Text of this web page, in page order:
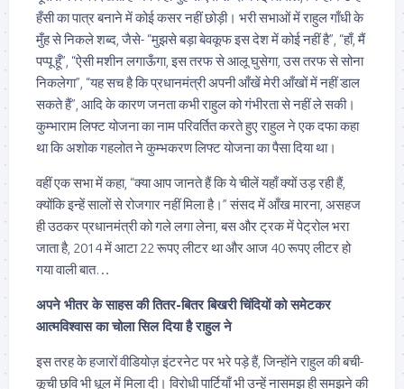
हँसी का पात्र बनाने में कोई कसर नहीं छोड़ी। भरी सभाओं में राहुल गाँधी के
मुँह से निकले शब्द, जैसे- “मुझसे बड़ा बेवकूफ इस देश में कोई नहीं है”, “हाँ, मैं
पप्पू हूँ”, “ऐसी मशीन लगाऊँगा, इस तरफ से आलू घुसेगा, उस तरफ से सोना
निकलेगा”, “यह सच है कि प्रधानमंत्री अपनी आँखें मेरी आँखों में नहीं डाल
सकते हैं”, आदि के कारण जनता कभी राहुल को गंभीरता से नहीं ले सकी।
कुम्भाराम लिफ्ट योजना का नाम परिवर्तित करते हुए राहुल ने एक दफा कहा
था कि अशोक गहलोत ने कुम्भकरण लिफ्ट योजना का पैसा दिया था।
वहीं एक सभा में कहा, “क्या आप जानते हैं कि ये चीलें यहाँ क्यों उड़ रही हैं,
क्योंकि इन्हें सालों से रोजगार नहीं मिला है।” संसद में आँख मारना, असहज
ही उठकर प्रधानमंत्री को गले लगा लेना, बस और ट्रक में पेट्रोल भरा
जाता है, 2014 में आटा 22 रूपए लीटर था और आज 40 रूपए लीटर हो
गया वाली बात…
अपने भीतर के साहस की तितर-बितर बिखरी चिंदियों को समेटकर
आत्मविश्वास का चोला सिल दिया है राहुल ने
इस तरह के हजारों वीडियोज़ इंटरनेट पर भरे पड़े हैं, जिन्होंने राहुल की बची-
कूची छवि भी धूल में मिला दी। विरोधी पार्टियाँ भी उन्हें नासमझ ही समझने की